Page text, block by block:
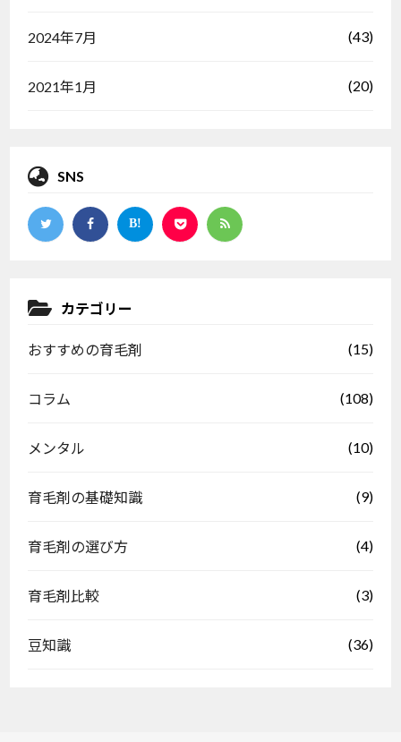
2024年7月 (43)
2021年1月 (20)
SNS
カテゴリー
おすすめの育毛剤 (15)
コラム (108)
メンタル (10)
育毛剤の基礎知識 (9)
育毛剤の選び方 (4)
育毛剤比較 (3)
豆知識 (36)